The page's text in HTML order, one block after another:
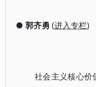
● 郭齐勇 (进入专栏)
社会主义核心价